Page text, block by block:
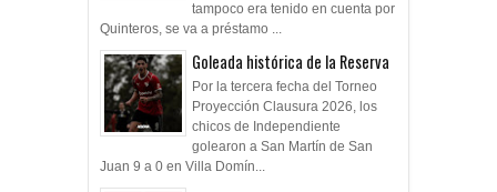
tampoco era tenido en cuenta por
Quinteros, se va a préstamo ...
Goleada histórica de la Reserva
Por la tercera fecha del Torneo
Proyección Clausura 2026, los
chicos de Independiente
golearon a San Martín de San
Juan 9 a 0 en Villa Domín...